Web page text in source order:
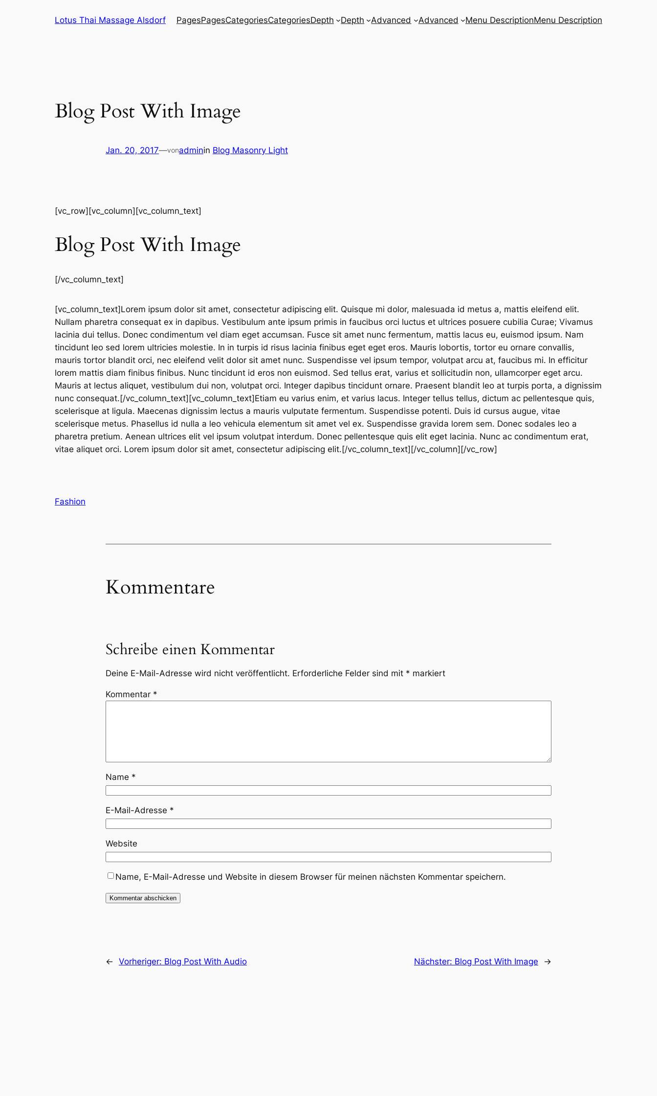
Lotus Thai Massage Alsdorf PagesPagesCategoriesCategoriesDepth Depth Advanced Advanced Menu DescriptionMenu Description
Blog Post With Image
Jan. 20, 2017—vonadminin Blog Masonry Light
[vc_row][vc_column][vc_column_text]
Blog Post With Image
[/vc_column_text]
[vc_column_text]Lorem ipsum dolor sit amet, consectetur adipiscing elit. Quisque mi dolor, malesuada id metus a, mattis eleifend elit.
Nullam pharetra consequat ex in dapibus. Vestibulum ante ipsum primis in faucibus orci luctus et ultrices posuere cubilia Curae; Vivamus
lacinia dui tellus. Donec condimentum vel diam eget accumsan. Fusce sit amet nunc fermentum, mattis lacus eu, euismod ipsum. Nam
tincidunt leo sed lorem ultricies molestie. In in turpis id risus lacinia finibus eget eget eros. Mauris lobortis, tortor eu ornare convallis,
mauris tortor blandit orci, nec eleifend velit dolor sit amet nunc. Suspendisse vel ipsum tempor, volutpat arcu at, faucibus mi. In efficitur
lorem mattis diam finibus finibus. Nunc tincidunt id eros non euismod. Sed tellus erat, varius et sollicitudin non, ullamcorper eget arcu.
Mauris at lectus aliquet, vestibulum dui non, volutpat orci. Integer dapibus tincidunt ornare. Praesent blandit leo at turpis porta, a dignissim
nunc consequat.[/vc_column_text][vc_column_text]Etiam eu varius enim, et varius lacus. Integer tellus tellus, dictum ac pellentesque quis,
scelerisque at ligula. Maecenas dignissim lectus a mauris vulputate fermentum. Suspendisse potenti. Duis id cursus augue, vitae
scelerisque metus. Phasellus id nulla a leo vehicula elementum sit amet vel ex. Suspendisse gravida lorem sem. Donec sodales leo a
pharetra pretium. Aenean ultrices elit vel ipsum volutpat interdum. Donec pellentesque quis elit eget lacinia. Nunc ac condimentum erat,
vitae aliquet orci. Lorem ipsum dolor sit amet, consectetur adipiscing elit.[/vc_column_text][/vc_column][/vc_row]
Fashion
Kommentare
Schreibe einen Kommentar
Deine E-Mail-Adresse wird nicht veröffentlicht. Erforderliche Felder sind mit * markiert
Kommentar *
Name *
E-Mail-Adresse *
Website
Name, E-Mail-Adresse und Website in diesem Browser für meinen nächsten Kommentar speichern.
← Vorheriger: Blog Post With Audio Nächster: Blog Post With Image →